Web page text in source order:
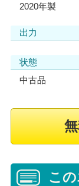
2020年製
出力
状態
中古品
こ